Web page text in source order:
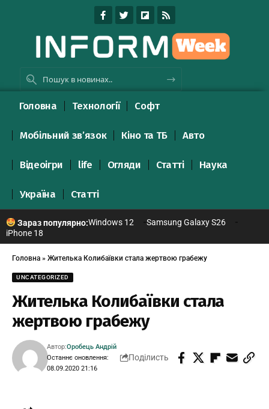
Головна Технології Софт
Мобільний зв’язок Кіно та ТБ Авто
Відеоігри life Огляди Статті Наука
Україна Статті
Зараз популярно:Windows 12
Samsung Galaxy S26
iPhone 18
Головна » Жителька Колибаївки стала жертвою грабежу
UNCATEGORIZED
Жителька Колибаївки стала
жертвою грабежу
Останнє оновлення:
08.09.2020 21:16
Автор:Оробець Андрій
Поділисть